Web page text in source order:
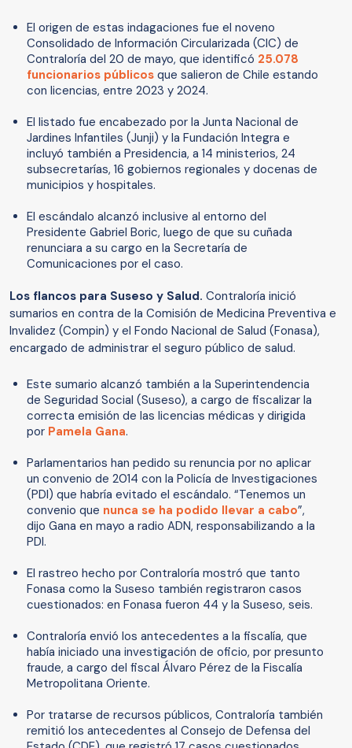
El origen de estas indagaciones fue el noveno
Consolidado de Información Circularizada (CIC) de
Contraloría del 20 de mayo, que identificó 25.078
funcionarios públicos que salieron de Chile estando
con licencias, entre 2023 y 2024.
El listado fue encabezado por la Junta Nacional de
Jardines Infantiles (Junji) y la Fundación Integra e
incluyó también a Presidencia, a 14 ministerios, 24
subsecretarías, 16 gobiernos regionales y docenas de
municipios y hospitales.
El escándalo alcanzó inclusive al entorno del
Presidente Gabriel Boric, luego de que su cuñada
renunciara a su cargo en la Secretaría de
Comunicaciones por el caso.
Los flancos para Suseso y Salud. Contraloría inició
sumarios en contra de la Comisión de Medicina Preventiva e
Invalidez (Compin) y el Fondo Nacional de Salud (Fonasa),
encargado de administrar el seguro público de salud.
Este sumario alcanzó también a la Superintendencia
de Seguridad Social (Suseso), a cargo de fiscalizar la
correcta emisión de las licencias médicas y dirigida
por Pamela Gana.
Parlamentarios han pedido su renuncia por no aplicar
un convenio de 2014 con la Policía de Investigaciones
(PDI) que habría evitado el escándalo. “Tenemos un
convenio que nunca se ha podido llevar a cabo”,
dijo Gana en mayo a radio ADN, responsabilizando a la
PDI.
El rastreo hecho por Contraloría mostró que tanto
Fonasa como la Suseso también registraron casos
cuestionados: en Fonasa fueron 44 y la Suseso, seis.
Contraloría envió los antecedentes a la fiscalía, que
había iniciado una investigación de oficio, por presunto
fraude, a cargo del fiscal Álvaro Pérez de la Fiscalía
Metropolitana Oriente.
Por tratarse de recursos públicos, Contraloría también
remitió los antecedentes al Consejo de Defensa del